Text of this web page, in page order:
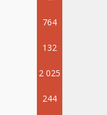
764
132
2 025
244